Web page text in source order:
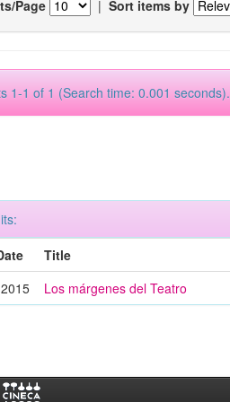
Page | Sort items by
1-1 of 1 (Search time: 0.001 seconds).
Title
Los márgenes del Teatro